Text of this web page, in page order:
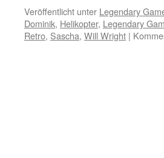
Veröffentlicht unter Legendary
Dominik, Helikopter, Legendary
Retro, Sascha, Will Wright |